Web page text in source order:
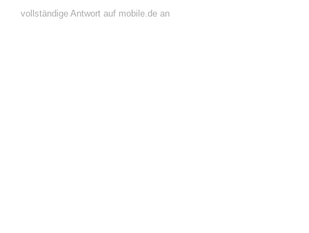
vollständige Antwort auf mobile.de an